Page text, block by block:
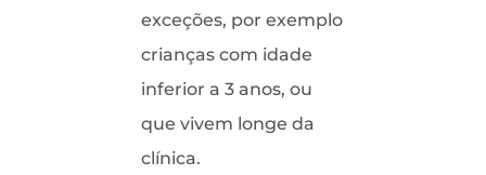
exceções, por exemplo
crianças com idade
inferior a 3 anos, ou
que vivem longe da
clínica.